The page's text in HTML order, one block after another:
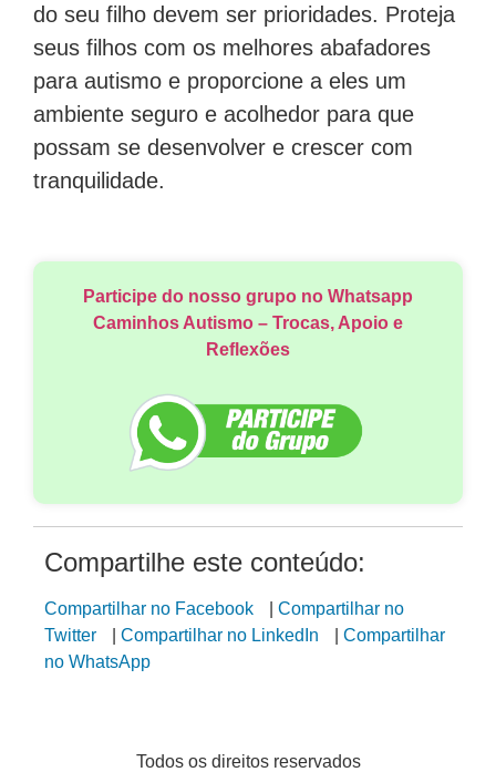
do seu filho devem ser prioridades. Proteja
seus filhos com os melhores abafadores
para autismo e proporcione a eles um
ambiente seguro e acolhedor para que
possam se desenvolver e crescer com
tranquilidade.
Participe do nosso grupo no Whatsapp
Caminhos Autismo – Trocas, Apoio e
Reflexões
Compartilhe este conteúdo:
Compartilhar no Facebook
Compartilhar no
Twitter
Compartilhar no LinkedIn
Compartilhar
no WhatsApp
Todos os direitos reservados